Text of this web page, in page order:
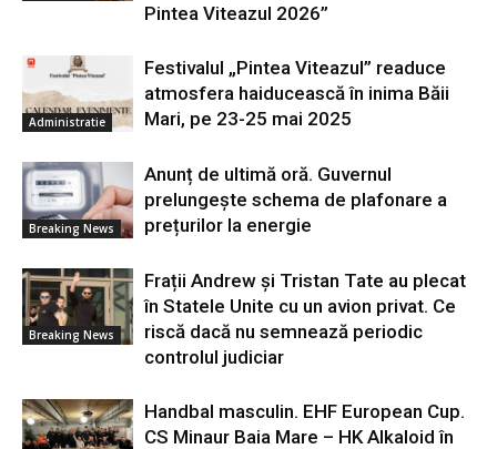
Pintea Viteazul 2026”
Administratie
Festivalul „Pintea Viteazul” readuce
atmosfera haiducească în inima Băii
Mari, pe 23-25 mai 2025
Breaking News
Anunț de ultimă oră. Guvernul
prelungește schema de plafonare a
prețurilor la energie
Breaking News
Frații Andrew și Tristan Tate au plecat
în Statele Unite cu un avion privat. Ce
riscă dacă nu semnează periodic
controlul judiciar
Handbal masculin. EHF European Cup.
CS Minaur Baia Mare – HK Alkaloid în